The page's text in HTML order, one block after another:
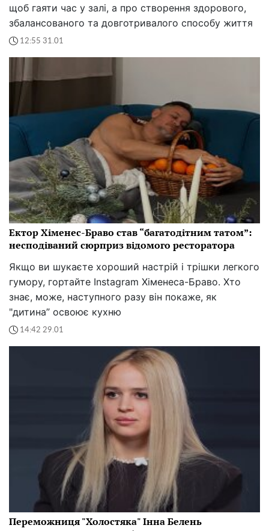
щоб гаяти час у залі, а про створення здорового,
збалансованого та довготривалого способу життя
12:55 31.01
Ектор Хіменес-Браво став “багатодітним татом”:
несподіваний сюрприз відомого ресторатора
Якщо ви шукаєте хороший настрій і трішки легкого
гумору, гортайте Instagram Хіменеса-Браво. Хто
знає, може, наступного разу він покаже, як
"дитина” освоює кухню
14:42 29.01
Переможниця "Холостяка" Інна Белень